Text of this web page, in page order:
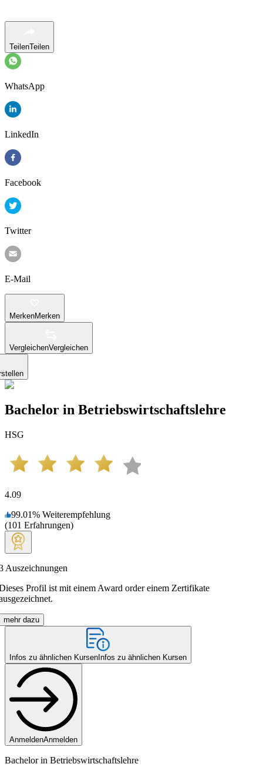
TeilenTeilen
WhatsApp
LinkedIn
Facebook
Twitter
E-Mail
MerkenMerken
VergleichenVergleichen
Bachelor in Betriebswirtschaftslehre
HSG
4.09
99.01% Weiterempfehlung
(101 Erfahrungen)
Auszeichnungen
Profil ist mit einem Award order einem Zertifikate
mehr dazu
Infos zu ähnlichen Kursen Infos zu ähnlichen Kursen
AnmeldenAnmelden
Bachelor in Betriebswirtschaftslehre